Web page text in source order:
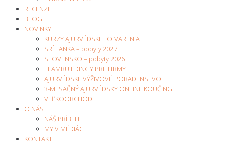
RECENZIE
BLOG
NOVINKY
KURZY AJURVÉDSKEHO VARENIA
SRÍ LANKA – pobyty 2027
SLOVENSKO – pobyty 2026
TEAMBUILDINGY PRE FIRMY
AJURVÉDSKE VÝŽIVOVÉ PORADENSTVO
3-MESAČNÝ AJURVÉDSKY ONLINE KOUČING
VEĽKOOBCHOD
O NÁS
NÁŠ PRÍBEH
MY V MÉDIÁCH
KONTAKT